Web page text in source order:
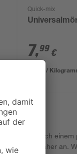
Quick-mix
7,99 €
0,80 € /
du suchst nach
einmal näher an.